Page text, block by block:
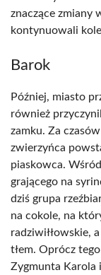
znaczące zmiany
kontynuowali
Barok
Później, miasto
również
zamku. Za
zwierzyńca
piaskowca.
grającego na
dziś grupa
na cokole, na
radziwiłłowskie,
tłem. Oprócz
Zygmunta Karola